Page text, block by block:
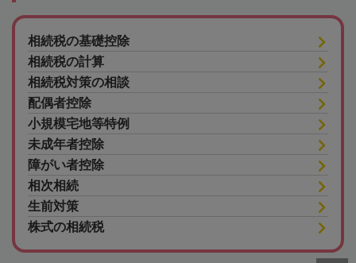
相続税の基礎控除
相続税の計算
相続税対策の相談
配偶者控除
小規模宅地等特例
未成年者控除
障がい者控除
相次相続
生前対策
株式の相続税